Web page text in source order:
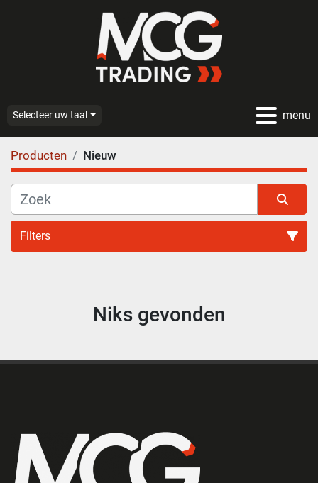
menu
Selecteer uw taal
Producten Nieuw
Filters
Sorteren op
Niks gevonden